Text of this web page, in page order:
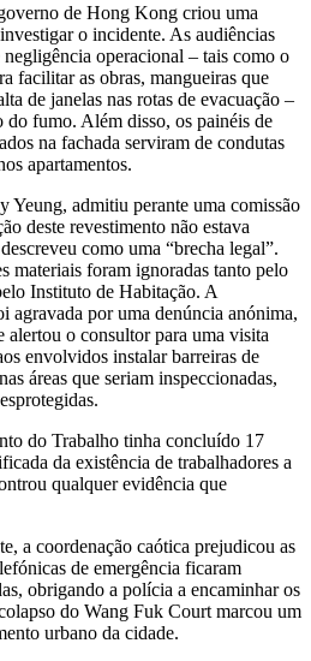
de Hong Kong criou uma
o incidente. As audiências
operacional – tais como o
facilitar as obras, mangueiras que
de janelas nas rotas de evacuação –
do fumo. Além disso, os painéis de
na fachada serviram de condutas
apartamentos.
Yeung, admitiu perante uma comissão
deste revestimento não estava
como uma “brecha legal”.
materiais foram ignoradas tanto pelo
Instituto de Habitação. A
por uma denúncia anónima,
o consultor para uma visita
envolvidos instalar barreiras de
áreas que seriam inspeccionadas,
do Trabalho tinha concluído 17
da existência de trabalhadores a
qualquer evidência que
a coordenação caótica prejudicou as
de emergência ficaram
obrigando a polícia a encaminhar os
do Wang Fuk Court marcou um
urbano da cidade.